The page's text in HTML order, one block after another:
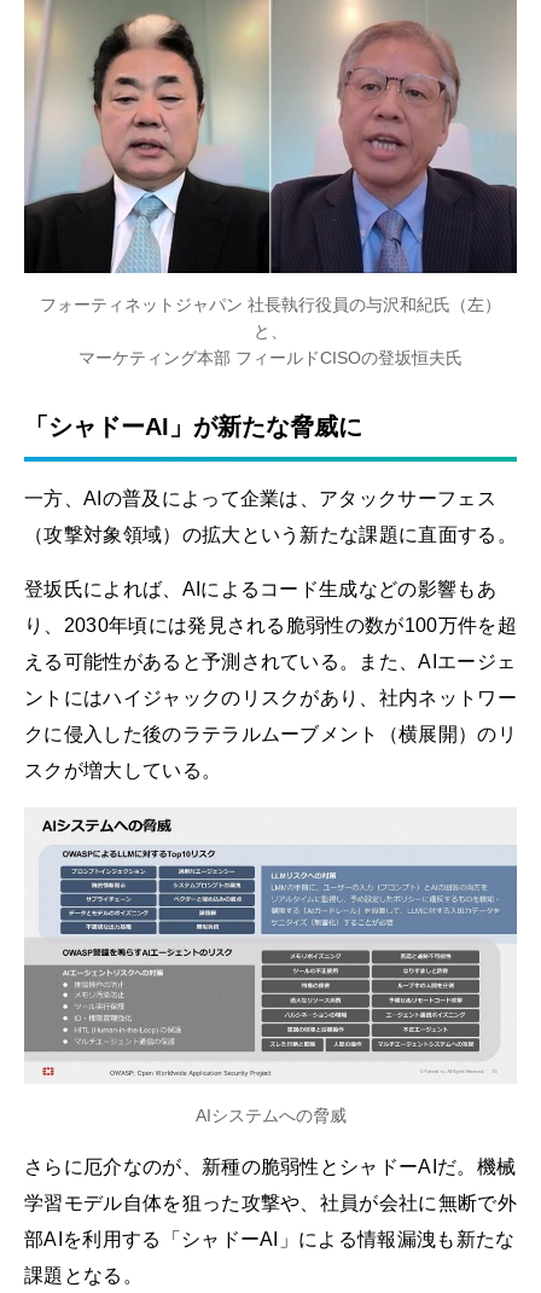
フォーティネットジャパン 社長執行役員の与沢和紀氏（左）
と、
マーケティング本部 フィールドCISOの登坂恒夫氏
「シャドーAI」が新たな脅威に
一方、AIの普及によって企業は、アタックサーフェス
（攻撃対象領域）の拡大という新たな課題に直面する。
登坂氏によれば、AIによるコード生成などの影響もあ
り、2030年頃には発見される脆弱性の数が100万件を超
える可能性があると予測されている。また、AIエージェ
ントにはハイジャックのリスクがあり、社内ネットワー
クに侵入した後のラテラルムーブメント（横展開）のリ
スクが増大している。
AIシステムへの脅威
さらに厄介なのが、新種の脆弱性とシャドーAIだ。機械
学習モデル自体を狙った攻撃や、社員が会社に無断で外
部AIを利用する「シャドーAI」による情報漏洩も新たな
課題となる。